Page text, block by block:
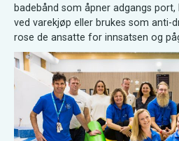
badebånd som åpner adgangs
ved varekjøp eller brukes som anti-
rose de ansatte for innsatsen og